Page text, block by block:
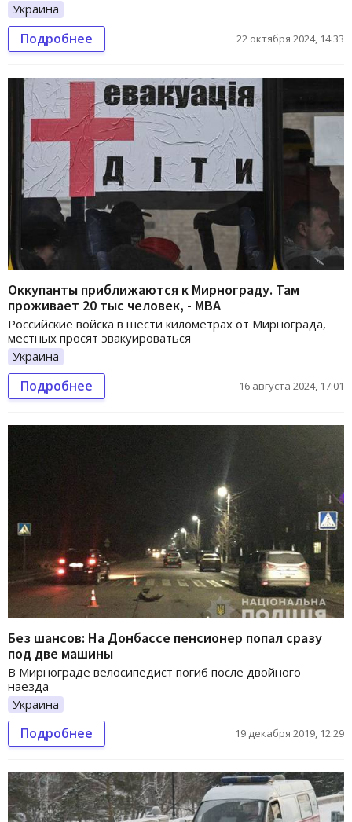
Украина
Подробнее 22 октября 2024, 14:33
Оккупанты приближаются к Мирнограду. Там
проживает 20 тыс человек, - МВА
Российские войска в шести километрах от Мирнограда,
местных просят эвакуироваться
Украина
Подробнее 16 августа 2024, 17:01
Без шансов: На Донбассе пенсионер попал сразу
под две машины
В Мирнограде велосипедист погиб после двойного
наезда
Украина
Подробнее 19 декабря 2019, 12:29